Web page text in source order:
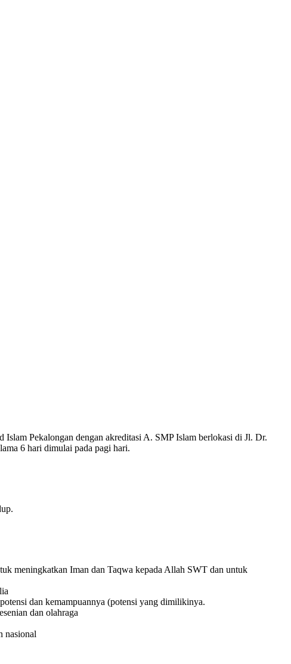
Islam Pekalongan dengan akreditasi A. SMP Islam berlokasi di Jl. Dr.
6 hari dimulai pada pagi hari.
meningkatkan Iman dan Taqwa kepada Allah SWT dan untuk
dan kemampuannya (potensi yang dimilikinya.
dan olahraga
nasional